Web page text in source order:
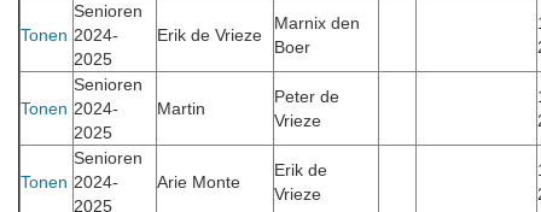
Tonen
Senioren
2024-
2025
Erik de Vrieze
Marnix den
Boer
Tonen
Senioren
2024-
2025
Martin
Peter de
Vrieze
Tonen
Senioren
2024-
2025
Arie Monte
Erik de
Vrieze